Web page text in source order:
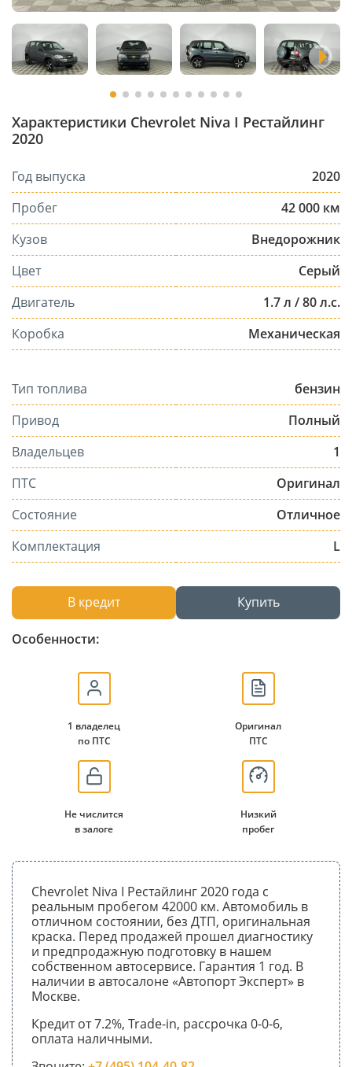
Характеристики Chevrolet Niva I Рестайлинг
2020
Год выпуска
2020
Пробег
42 000 км
Кузов
Внедорожник
Цвет
Серый
Двигатель
1.7 л / 80 л.с.
Коробка
Механическая
Тип топлива
бензин
Привод
Полный
Владельцев
1
ПТС
Оригинал
Состояние
Отличное
Комплектация
L
В кредит Купить
Особенности:
1 владелец
по ПТС
Оригинал
ПТС
Не числится
в залоге
Низкий
пробег
Chevrolet Niva I Рестайлинг 2020 года с
реальным пробегом 42000 км. Автомобиль в
отличном состоянии, без ДТП, оригинальная
краска. Перед продажей прошел диагностику
и предпродажную подготовку в нашем
собственном автосервисе. Гарантия 1 год. В
наличии в автосалоне «Автопорт Эксперт» в
Москве.
Кредит от 7.2%, Trade-in, рассрочка 0-0-6,
оплата наличными.